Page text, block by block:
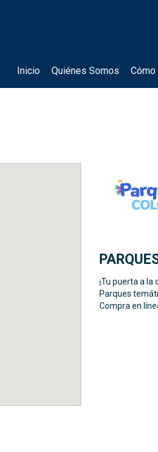
Inicio Quiénes Somos Cómo
¡Tu puerta a la
Parques
Compra en